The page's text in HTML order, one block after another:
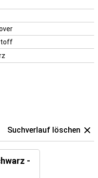
Suchverlauf löschen
-